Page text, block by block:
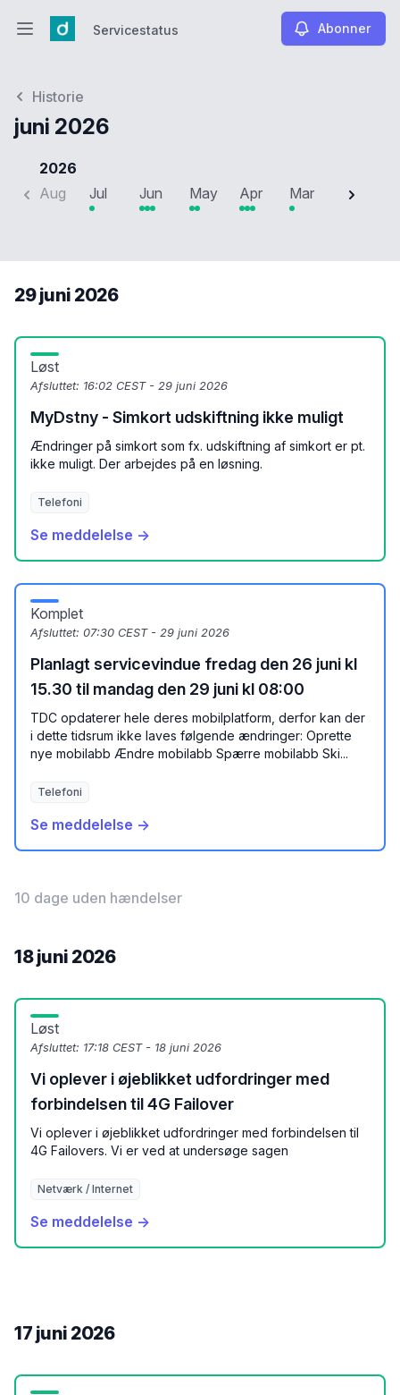
Åbn hovedmenuen
Servicestatus Abonner
Historie
juni 2026
2026
Aug
Jul Jun May Apr Mar Feb
29 juni 2026
Løst
Afsluttet: 16:02 CEST - 29 juni 2026
MyDstny - Simkort udskiftning ikke muligt
Ændringer på simkort som fx. udskiftning af simkort er pt.
ikke muligt. Der arbejdes på en løsning.
Telefoni
Se meddelelse →
Komplet
Afsluttet: 07:30 CEST - 29 juni 2026
Planlagt servicevindue fredag den 26 juni kl
15.30 til mandag den 29 juni kl 08:00
TDC opdaterer hele deres mobilplatform, derfor kan der
i dette tidsrum ikke laves følgende ændringer: Oprette
nye mobilabb Ændre mobilabb Spærre mobilabb Ski...
Telefoni
Se meddelelse →
10 dage uden hændelser
18 juni 2026
Løst
Afsluttet: 17:18 CEST - 18 juni 2026
Vi oplever i øjeblikket udfordringer med
forbindelsen til 4G Failover
Vi oplever i øjeblikket udfordringer med forbindelsen til
4G Failovers. Vi er ved at undersøge sagen
Netværk / Internet
Se meddelelse →
17 juni 2026